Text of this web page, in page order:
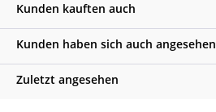
Kunden kauften auch
Kunden haben sich auch angesehen
Zuletzt angesehen